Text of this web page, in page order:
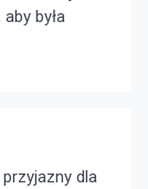
była
dla